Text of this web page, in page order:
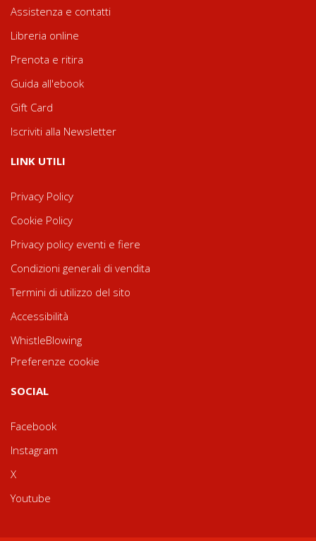
Assistenza e contatti
Libreria online
Prenota e ritira
Guida all'ebook
Gift Card
Iscriviti alla Newsletter
LINK UTILI
Privacy Policy
Cookie Policy
Privacy policy eventi e fiere
Condizioni generali di vendita
Termini di utilizzo del sito
Accessibilità
WhistleBlowing
Preferenze cookie
SOCIAL
Facebook
Instagram
X
Youtube